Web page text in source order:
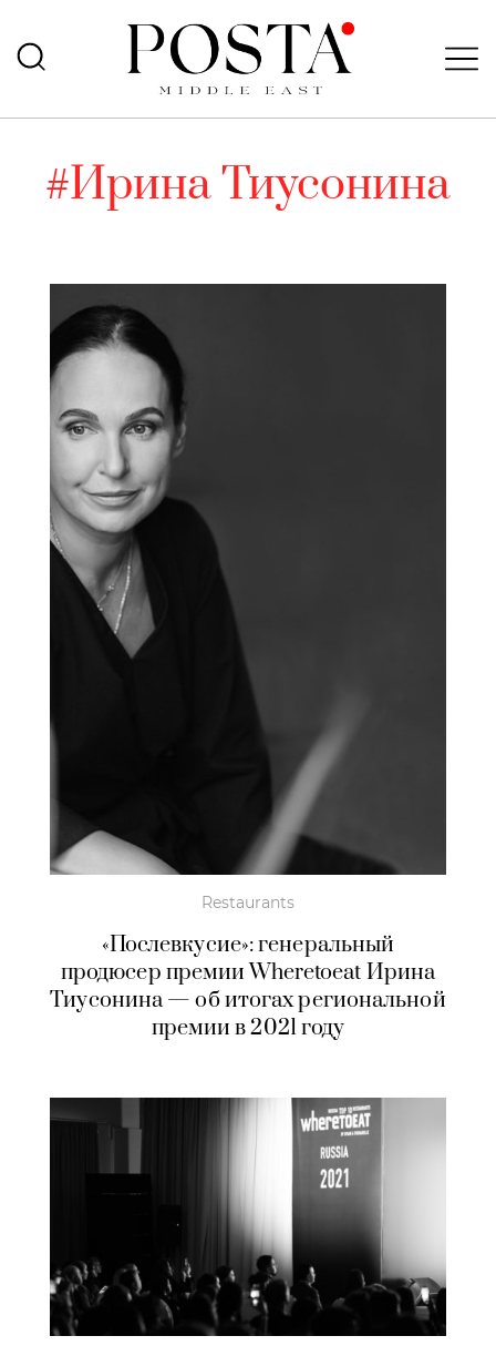
#Ирина Тиусонина
Restaurants
«Послевкусие»: генеральный
продюсер премии Wheretoeat Ирина
Тиусонина — об итогах региональной
премии в 2021 году